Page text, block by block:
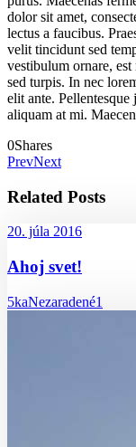
dolor sit amet,
lectus a faucibus.
velit tincidunt sed
vestibulum ornare,
sed turpis. In nec
elit ante. Pellentesque
aliquam at mi.
0Shares
PrevNext
Related Posts
20. júla 2016
Ahoj svet!
5kaNezaradené1